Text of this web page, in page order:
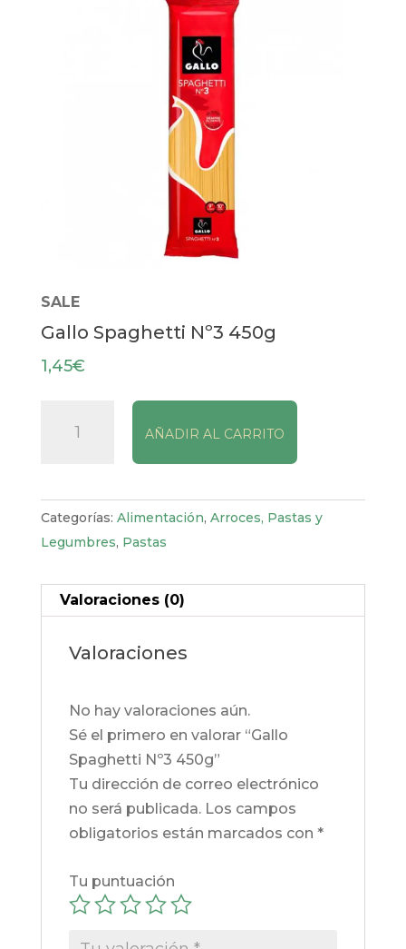
SALE
Gallo Spaghetti Nº3 450g
1,45€
Spaghetti
cantidad
AÑADIR AL CARRITO
Categorías: Alimentación, Arroces, Pastas y
Legumbres, Pastas
Valoraciones (0)
Valoraciones
No hay valoraciones aún.
Sé el primero en valorar “Gallo
Spaghetti Nº3 450g”
Tu dirección de correo electrónico
no será publicada. Los campos
obligatorios están marcados con *
Tu puntuación